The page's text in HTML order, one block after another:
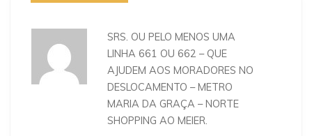
SRS. OU PELO MENOS UMA
LINHA 661 OU 662 – QUE
AJUDEM AOS MORADORES NO
DESLOCAMENTO – METRO
MARIA DA GRAÇA – NORTE
SHOPPING AO MEIER.